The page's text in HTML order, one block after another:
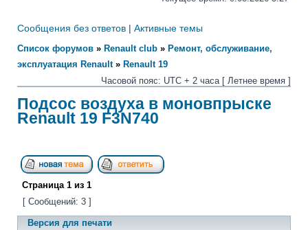
Сообщения без ответов | Активные темы
Список форумов » Renault club » Ремонт, обслуживание,
эксплуатация Renault» Renault 19
Часовой пояс: UTC + 2 часа [ Летнее время ]
Подсос воздуха в моновпрыске
Renault 19 F3N740
Страница 1 из 1
[ Сообщений: 3 ]
Версия для печати